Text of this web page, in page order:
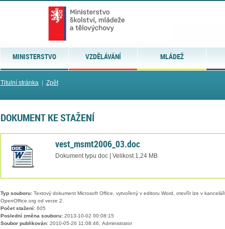
MINISTERSTVO VZDĚLÁVÁNÍ MLÁDEŽ
Titulní stránka| Zpět
DOKUMENT KE STAŽENÍ
vest_msmt2006_03.doc
Dokument typu doc | Velikost 1,24 MB
Typ souboru:Textový dokument Microsoft Office, vytvořený v editoru Word, otevřít lze v
OpenOffice.org od verze 2.
Počet stažení:605
Poslední změna souboru:2013-10-02 00:08:15
Soubor publikován:2010-05-26 11:08:46, Administrator